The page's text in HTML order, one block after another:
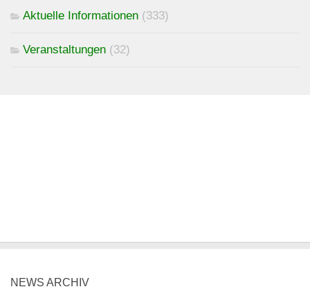
Aktuelle Informationen (333)
Veranstaltungen (32)
NEWS ARCHIV